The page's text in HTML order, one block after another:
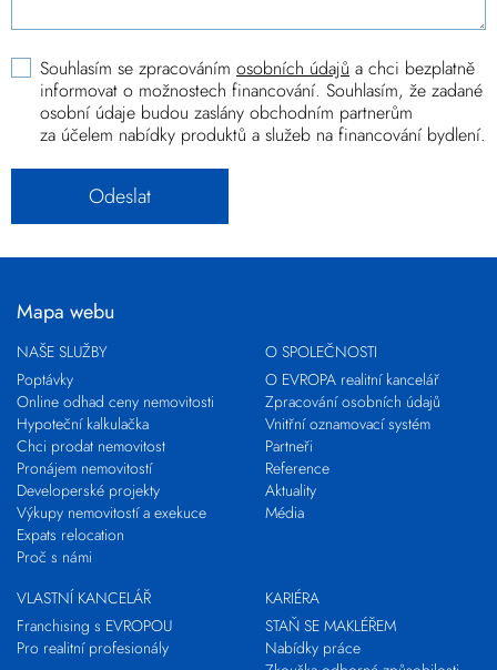
Souhlasím se zpracováním osobních údajů a chci bezplatně
informovat o možnostech financování. Souhlasím, že zadané
osobní údaje budou zaslány obchodním partnerům
za účelem nabídky produktů a služeb na financování bydlení.
Mapa webu
NAŠE SLUŽBY
Poptávky
Online odhad ceny nemovitosti
Hypoteční kalkulačka
Chci prodat nemovitost
Pronájem nemovitostí
Developerské projekty
Výkupy nemovitostí a exekuce
Expats relocation
Proč s námi
O SPOLEČNOSTI
O EVROPA realitní kancelář
Zpracování osobních údajů
Vnitřní oznamovací systém
Partneři
Reference
Aktuality
Média
VLASTNÍ KANCELÁŘ
Franchising s EVROPOU
Pro realitní profesionály
KARIÉRA
STAŇ SE MAKLÉŘEM
Nabídky práce